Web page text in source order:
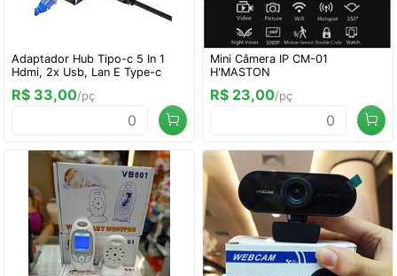
Adaptador Hub Tipo-c 5 In 1
Hdmi, 2x Usb, Lan E Type-c
R$ 33,00/pç
Mini Câmera IP CM-01
H'MASTON
R$ 23,00/pç